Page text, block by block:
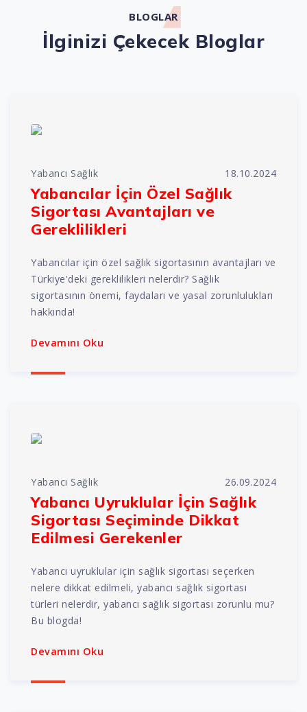
BLOGLAR
İlginizi Çekecek Bloglar
Yabancı Sağlık 18.10.2024
Yabancılar İçin Özel Sağlık
Sigortası Avantajları ve
Gereklilikleri
Yabancılar için özel sağlık sigortasının avantajları ve
Türkiye'deki gereklilikleri nelerdir? Sağlık
sigortasının önemi, faydaları ve yasal zorunlulukları
hakkında!
Devamını Oku
Yabancı Sağlık 26.09.2024
Yabancı Uyruklular İçin Sağlık
Sigortası Seçiminde Dikkat
Edilmesi Gerekenler
Yabancı uyruklular için sağlık sigortası seçerken
nelere dikkat edilmeli, yabancı sağlık sigortası
türleri nelerdir, yabancı sağlık sigortası zorunlu mu?
Bu blogda!
Devamını Oku